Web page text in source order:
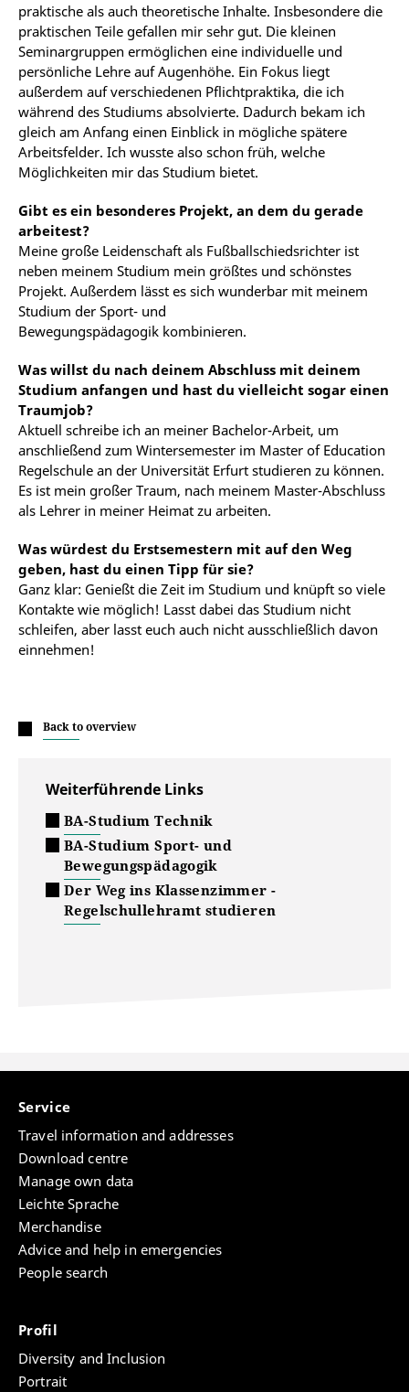
praktische als auch theoretische Inhalte. Insbesondere die
praktischen Teile gefallen mir sehr gut. Die kleinen
Seminargruppen ermöglichen eine individuelle und
persönliche Lehre auf Augenhöhe. Ein Fokus liegt
außerdem auf verschiedenen Pflichtpraktika, die ich
während des Studiums absolvierte. Dadurch bekam ich
gleich am Anfang einen Einblick in mögliche spätere
Arbeitsfelder. Ich wusste also schon früh, welche
Möglichkeiten mir das Studium bietet.
Gibt es ein besonderes Projekt, an dem du gerade
arbeitest?
Meine große Leidenschaft als Fußballschiedsrichter ist
neben meinem Studium mein größtes und schönstes
Projekt. Außerdem lässt es sich wunderbar mit meinem
Studium der Sport- und
Bewegungspädagogik kombinieren.
Was willst du nach deinem Abschluss mit deinem
Studium anfangen und hast du vielleicht sogar einen
Traumjob?
Aktuell schreibe ich an meiner Bachelor-Arbeit, um
anschließend zum Wintersemester im Master of Education
Regelschule an der Universität Erfurt studieren zu können.
Es ist mein großer Traum, nach meinem Master-Abschluss
als Lehrer in meiner Heimat zu arbeiten.
Was würdest du Erstsemestern mit auf den Weg
geben, hast du einen Tipp für sie?
Ganz klar: Genießt die Zeit im Studium und knüpft so viele
Kontakte wie möglich! Lasst dabei das Studium nicht
schleifen, aber lasst euch auch nicht ausschließlich davon
einnehmen!
Back to overview
Weiterführende Links
BA-Studium Technik
BA-Studium Sport- und
Bewegungspädagogik
Der Weg ins Klassenzimmer -
Regelschullehramt studieren
Service
Travel information and addresses
Download centre
Manage own data
Leichte Sprache
Merchandise
Advice and help in emergencies
People search
Profil
Diversity and Inclusion
Portrait